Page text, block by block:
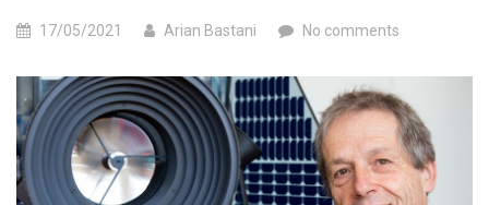
17/05/2021 Arian Bastani No comments